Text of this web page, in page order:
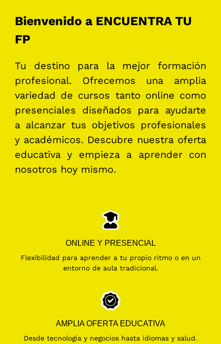
Bienvenido a ENCUENTRA TU
FP
Tu destino para la mejor formación
profesional. Ofrecemos una amplia
variedad de cursos tanto online como
presenciales diseñados para ayudarte
a alcanzar tus objetivos profesionales
y académicos. Descubre nuestra oferta
educativa y empieza a aprender con
nosotros hoy mismo.
ONLINE Y PRESENCIAL
Flexibilidad para aprender a tu propio ritmo o en un
entorno de aula tradicional.
AMPLIA OFERTA EDUCATIVA
Desde tecnología y negocios hasta idiomas y salud.